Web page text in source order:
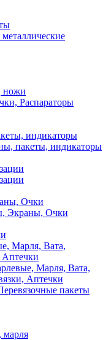
ножи
Распараторы
индикаторы
пакеты, индикаторы
Очки
Экраны, Очки
Марля, Вата,
Марля, Вата,
Аптечки
пакеты
марля